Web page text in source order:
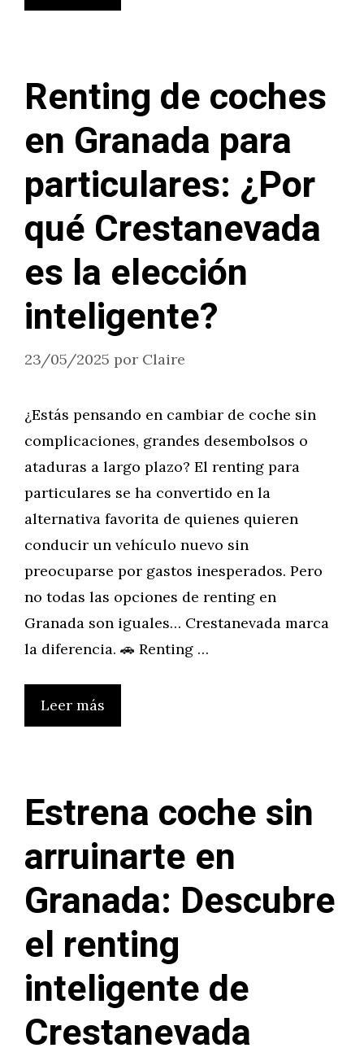
Renting de coches
en Granada para
particulares: ¿Por
qué Crestanevada
es la elección
inteligente?
23/05/2025 por Claire
¿Estás pensando en cambiar de coche sin
complicaciones, grandes desembolsos o
ataduras a largo plazo? El renting para
particulares se ha convertido en la
alternativa favorita de quienes quieren
conducir un vehículo nuevo sin
preocuparse por gastos inesperados. Pero
no todas las opciones de renting en
Granada son iguales… Crestanevada marca
la diferencia. 🚗 Renting …
Leer más
Estrena coche sin
arruinarte en
Granada: Descubre
el renting
inteligente de
Crestanevada